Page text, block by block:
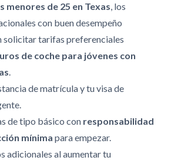
menores de 25 en Texas, los
con buen desempeño
solicitar tarifas preferenciales
de coche para jóvenes con
.
de matrícula y tu visa de
de tipo básico con responsabilidad
mínima para empezar.
adicionales al aumentar tu